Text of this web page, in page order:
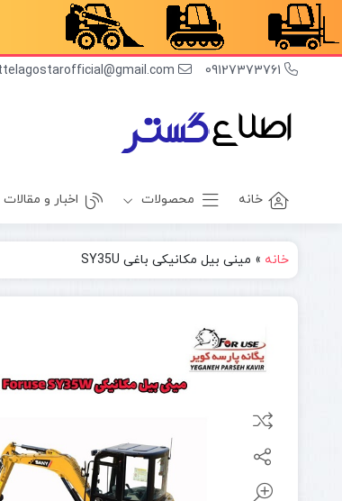
09127373761
ettelagostarofficial@gmail.com
خانه محصولات
مکانیکی
مینی بیل
مینی لودر
بابکت
بابکت
فوریوز
بابکت
اخبار و مقالات
خانه » مینی بیل مکانیکی باغی SY35U